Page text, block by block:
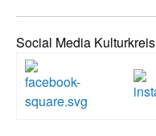
Social Media Kulturkreis